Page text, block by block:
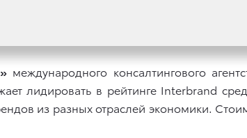
международного консалтингового
лидировать в рейтинге Interbrand
из разных отраслей экономики.